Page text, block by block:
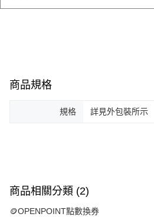
商品規格
規格 詳見外包裝所示
商品相關分類 (2)
🪙OPENPOINT點數換券